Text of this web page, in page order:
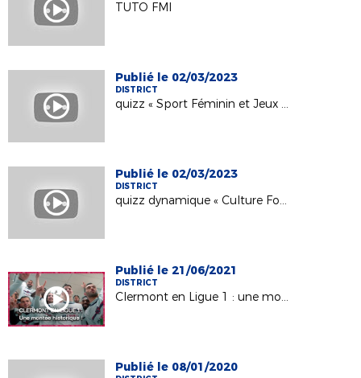
TUTO FMI
Publié le 02/03/2023
DISTRICT
quizz « Sport Féminin et Jeux Olympiques »
Publié le 02/03/2023
DISTRICT
quizz dynamique « Culture Foot »
Publié le 21/06/2021
DISTRICT
Clermont en Ligue 1 : une montée historique
Publié le 08/01/2020